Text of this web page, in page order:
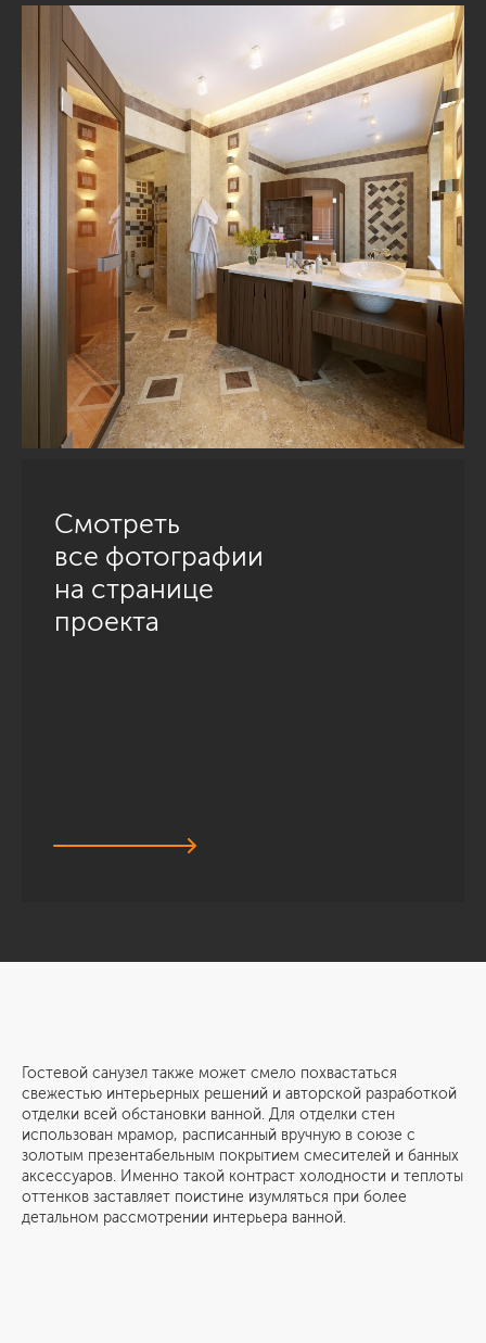
Смотреть
все фотографии
на странице
проекта
Гостевой санузел также может смело похвастаться
свежестью интерьерных решений и авторской разработкой
отделки всей обстановки ванной. Для отделки стен
использован мрамор, расписанный вручную в союзе с
золотым презентабельным покрытием смесителей и банных
аксессуаров. Именно такой контраст холодности и теплоты
оттенков заставляет поистине изумляться при более
детальном рассмотрении интерьера ванной.